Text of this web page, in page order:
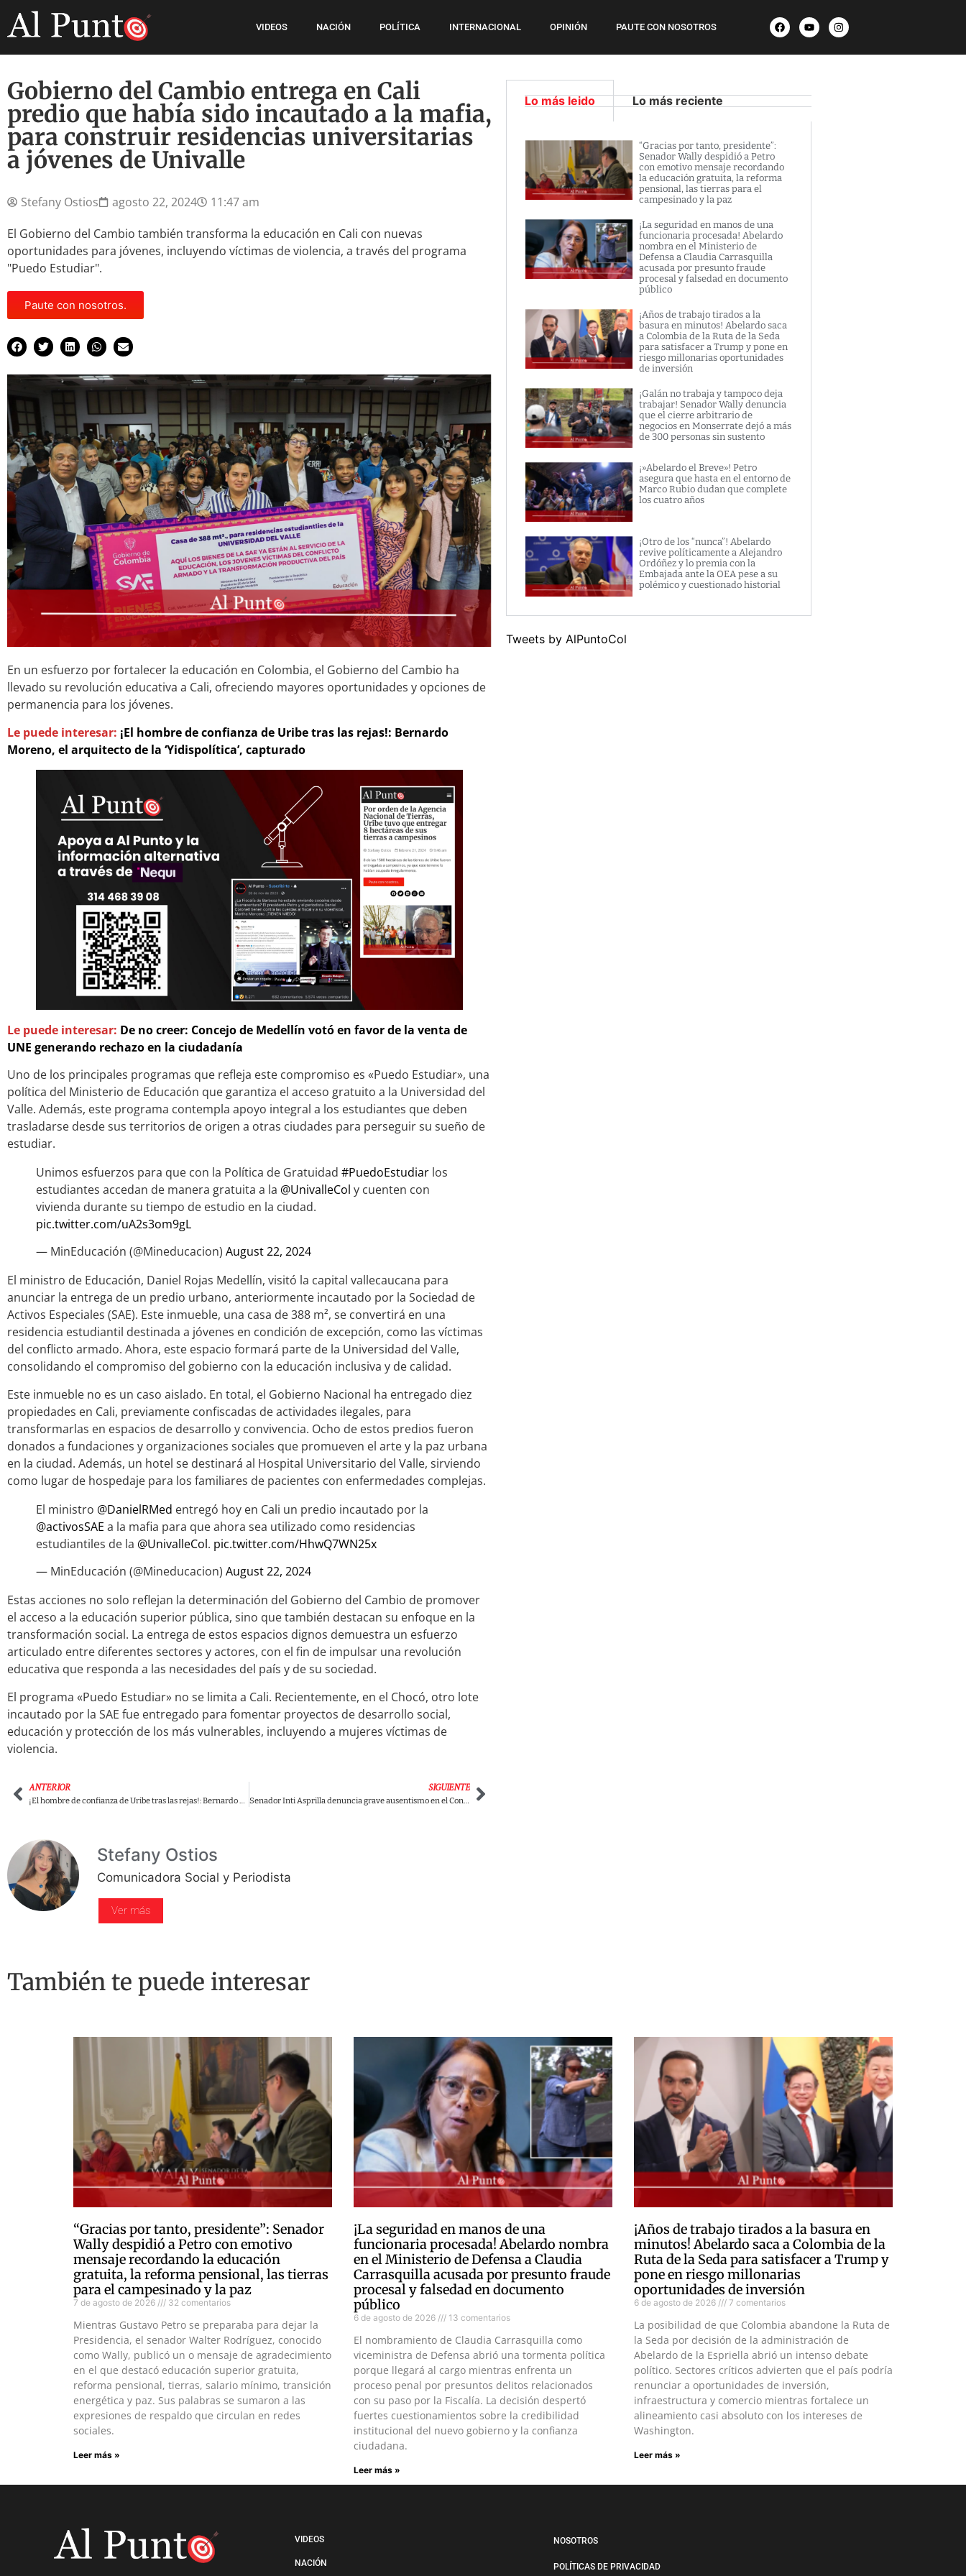
VIDEOS NACIÓN POLÍTICA INTERNACIONAL OPINIÓN PAUTE CON NOSOTROS
Gobierno del Cambio entrega en Cali
predio que había sido incautado a la mafia,
para construir residencias universitarias
a jóvenes de Univalle
Stefany Ostios agosto 22, 2024
11:47 am
El Gobierno del Cambio también transforma la educación en Cali con nuevas
oportunidades para jóvenes, incluyendo víctimas de violencia, a través del programa
"Puedo Estudiar".
Paute con nosotros.
En un esfuerzo por fortalecer la educación en Colombia, el Gobierno del Cambio ha
llevado su revolución educativa a Cali, ofreciendo mayores oportunidades y opciones de
permanencia para los jóvenes.
Le puede interesar: ¡El hombre de confianza de Uribe tras las rejas!: Bernardo
Moreno, el arquitecto de la ‘Yidispolítica’, capturado
Le puede interesar: De no creer: Concejo de Medellín votó en favor de la venta de
UNE generando rechazo en la ciudadanía
Uno de los principales programas que refleja este compromiso es «Puedo Estudiar», una
política del Ministerio de Educación que garantiza el acceso gratuito a la Universidad del
Valle. Además, este programa contempla apoyo integral a los estudiantes que deben
trasladarse desde sus territorios de origen a otras ciudades para perseguir su sueño de
estudiar.
Unimos esfuerzos para que con la Política de Gratuidad #PuedoEstudiar los
estudiantes accedan de manera gratuita a la @UnivalleCol y cuenten con
vivienda durante su tiempo de estudio en la ciudad.
pic.twitter.com/uA2s3om9gL
— MinEducación (@Mineducacion) August 22, 2024
El ministro de Educación, Daniel Rojas Medellín, visitó la capital vallecaucana para
anunciar la entrega de un predio urbano, anteriormente incautado por la Sociedad de
Activos Especiales (SAE). Este inmueble, una casa de 388 m², se convertirá en una
residencia estudiantil destinada a jóvenes en condición de excepción, como las víctimas
del conflicto armado. Ahora, este espacio formará parte de la Universidad del Valle,
consolidando el compromiso del gobierno con la educación inclusiva y de calidad.
Este inmueble no es un caso aislado. En total, el Gobierno Nacional ha entregado diez
propiedades en Cali, previamente confiscadas de actividades ilegales, para
transformarlas en espacios de desarrollo y convivencia. Ocho de estos predios fueron
donados a fundaciones y organizaciones sociales que promueven el arte y la paz urbana
en la ciudad. Además, un hotel se destinará al Hospital Universitario del Valle, sirviendo
como lugar de hospedaje para los familiares de pacientes con enfermedades complejas.
El ministro @DanielRMed entregó hoy en Cali un predio incautado por la
@activosSAE a la mafia para que ahora sea utilizado como residencias
estudiantiles de la @UnivalleCol. pic.twitter.com/HhwQ7WN25x
— MinEducación (@Mineducacion) August 22, 2024
Estas acciones no solo reflejan la determinación del Gobierno del Cambio de promover
el acceso a la educación superior pública, sino que también destacan su enfoque en la
transformación social. La entrega de estos espacios dignos demuestra un esfuerzo
articulado entre diferentes sectores y actores, con el fin de impulsar una revolución
educativa que responda a las necesidades del país y de su sociedad.
El programa «Puedo Estudiar» no se limita a Cali. Recientemente, en el Chocó, otro lote
incautado por la SAE fue entregado para fomentar proyectos de desarrollo social,
educación y protección de los más vulnerables, incluyendo a mujeres víctimas de
violencia.
ANTERIOR
¡El hombre de confianza de Uribe tras las rejas!: Bernardo Moreno, el arquitecto de la ‘Yidispolítica’, capturado
SIGUIENTE
Senador Inti Asprilla denuncia grave ausentismo en el Congreso, incluyendo el del mismo presidente del Senado, Efraín Cepeda
Lo más leido Lo más reciente
“Gracias por tanto, presidente”:
Senador Wally despidió a Petro
con emotivo mensaje recordando
la educación gratuita, la reforma
pensional, las tierras para el
campesinado y la paz
¡La seguridad en manos de una
funcionaria procesada! Abelardo
nombra en el Ministerio de
Defensa a Claudia Carrasquilla
acusada por presunto fraude
procesal y falsedad en documento
público
¡Años de trabajo tirados a la
basura en minutos! Abelardo saca
a Colombia de la Ruta de la Seda
para satisfacer a Trump y pone en
riesgo millonarias oportunidades
de inversión
¡Galán no trabaja y tampoco deja
trabajar! Senador Wally denuncia
que el cierre arbitrario de
negocios en Monserrate dejó a más
de 300 personas sin sustento
¡»Abelardo el Breve»! Petro
asegura que hasta en el entorno de
Marco Rubio dudan que complete
los cuatro años
¡Otro de los “nunca”! Abelardo
revive políticamente a Alejandro
Ordóñez y lo premia con la
Embajada ante la OEA pese a su
polémico y cuestionado historial
Tweets by AlPuntoCol
Stefany Ostios
Comunicadora Social y Periodista
Ver más
También te puede interesar
“Gracias por tanto, presidente”: Senador
Wally despidió a Petro con emotivo
mensaje recordando la educación
gratuita, la reforma pensional, las tierras
para el campesinado y la paz
7 de agosto de 2026 32 comentarios
Mientras Gustavo Petro se preparaba para dejar la
Presidencia, el senador Walter Rodríguez, conocido
como Wally, publicó un o mensaje de agradecimiento
en el que destacó educación superior gratuita,
reforma pensional, tierras, salario mínimo, transición
energética y paz. Sus palabras se sumaron a las
expresiones de respaldo que circulan en redes
sociales.
Leer más »
¡La seguridad en manos de una
funcionaria procesada! Abelardo nombra
en el Ministerio de Defensa a Claudia
Carrasquilla acusada por presunto fraude
procesal y falsedad en documento
público
6 de agosto de 2026 13 comentarios
El nombramiento de Claudia Carrasquilla como
viceministra de Defensa abrió una tormenta política
porque llegará al cargo mientras enfrenta un
proceso penal por presuntos delitos relacionados
con su paso por la Fiscalía. La decisión despertó
fuertes cuestionamientos sobre la credibilidad
institucional del nuevo gobierno y la confianza
ciudadana.
Leer más »
¡Años de trabajo tirados a la basura en
minutos! Abelardo saca a Colombia de la
Ruta de la Seda para satisfacer a Trump y
pone en riesgo millonarias
oportunidades de inversión
6 de agosto de 2026 7 comentarios
La posibilidad de que Colombia abandone la Ruta de
la Seda por decisión de la administración de
Abelardo de la Espriella abrió un intenso debate
político. Sectores críticos advierten que el país podría
renunciar a oportunidades de inversión,
infraestructura y comercio mientras fortalece un
alineamiento casi absoluto con los intereses de
Washington.
Leer más »
VIDEOS
NACIÓN
NOSOTROS
POLÍTICAS DE PRIVACIDAD